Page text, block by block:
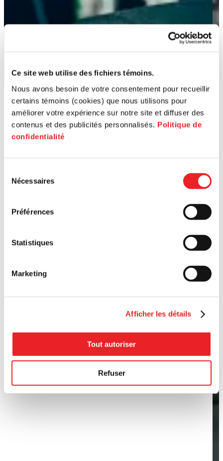
Ce site web utilise des fichiers témoins.
Nous avons besoin de votre consentement pour recueillir
certains témoins (cookies) que nous utilisons pour
améliorer votre expérience sur notre site et diffuser des
contenus et des publicités personnalisés. Politique de
confidentialité
Nécessaires
Préférences
Statistiques
Marketing
Afficher les détails
Tout autoriser
Refuser
Article: Financement de l'innovation: SmartD Technologies en pleine